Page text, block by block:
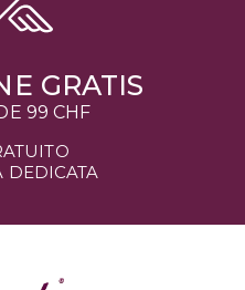
GRATIS
99 CHF
DEDICATA